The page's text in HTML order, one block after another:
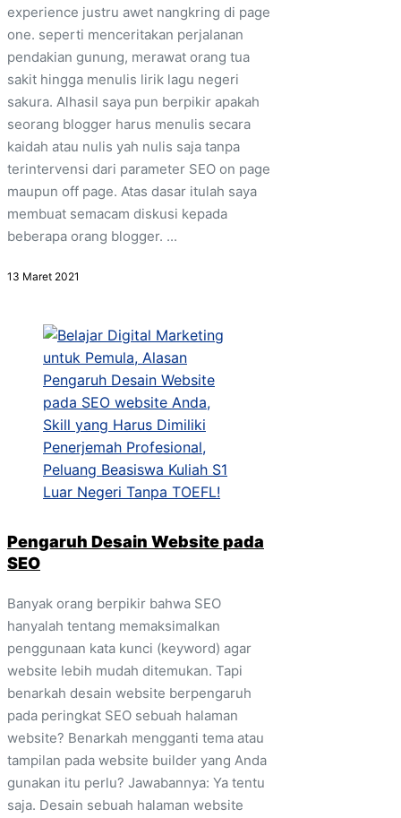
experience justru awet nangkring di page
one. seperti menceritakan perjalanan
pendakian gunung, merawat orang tua
sakit hingga menulis lirik lagu negeri
sakura. Alhasil saya pun berpikir apakah
seorang blogger harus menulis secara
kaidah atau nulis yah nulis saja tanpa
terintervensi dari parameter SEO on page
maupun off page. Atas dasar itulah saya
membuat semacam diskusi kepada
beberapa orang blogger. ...
13 Maret 2021
Pengaruh Desain Website pada
SEO
Banyak orang berpikir bahwa SEO
hanyalah tentang memaksimalkan
penggunaan kata kunci (keyword) agar
website lebih mudah ditemukan. Tapi
benarkah desain website berpengaruh
pada peringkat SEO sebuah halaman
website? Benarkah mengganti tema atau
tampilan pada website builder yang Anda
gunakan itu perlu? Jawabannya: Ya tentu
saja. Desain sebuah halaman website